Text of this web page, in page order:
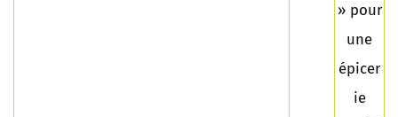
» pour
une
épicer
ie